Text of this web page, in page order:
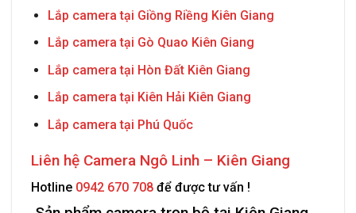
Lắp camera tại Giồng Riềng Kiên Giang
Lắp camera tại Gò Quao Kiên Giang
Lắp camera tại Hòn Đất Kiên Giang
Lắp camera tại Kiên Hải Kiên Giang
Lắp camera tại Phú Quốc
Liên hệ Camera Ngô Linh – Kiên Giang
Hotline 0942 670 708 để được tư vấn !